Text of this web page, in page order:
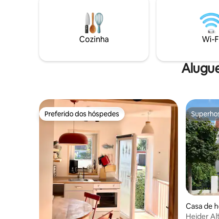
cama tem (2 x 1,4) m de altura. Como
alternativa, um sofá-cama pode ser
usado no andar térreo. A casa foi
completamente reformada em 2019.
35 metros quadrados.
espaço
ponto
Cozinha Wi-
Preferido dos hóspedes
Preferido dos hóspedes
Casa de
Heider